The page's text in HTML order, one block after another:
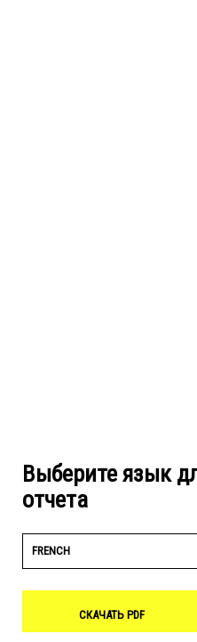
Выберите язык
отчета
FRENCH
СКАЧАТЬ PDF